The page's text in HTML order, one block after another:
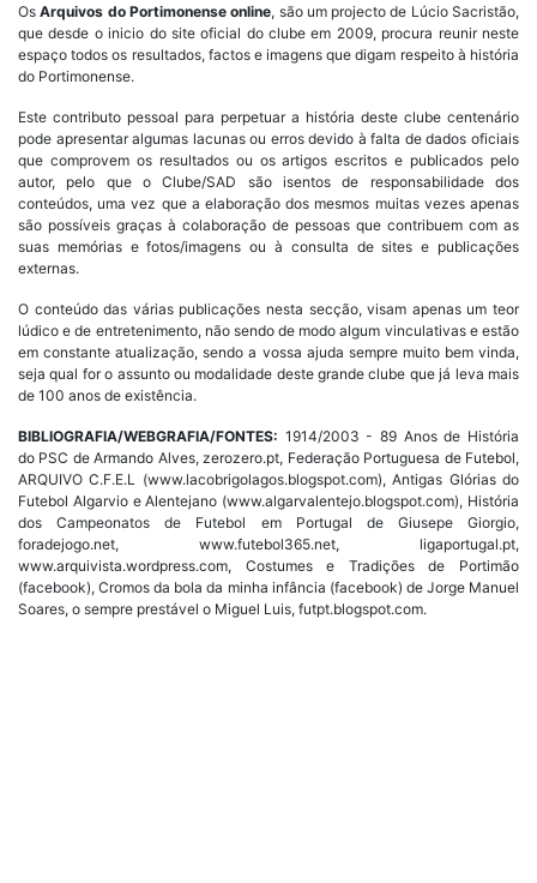
OsArquivos do Portimonense online, são um projecto de Lúcio Sacristão,
que desde o inicio do site oficial do clube em 2009, procura reunir neste
espaço todos os resultados, factos e imagens que digam respeito à história
do Portimonense.
Este contributo pessoal para perpetuar a história deste clube centenário
pode apresentar algumas lacunas ou erros devido à falta de dados oficiais
que comprovem os resultados ou os artigos escritos e publicados pelo
autor, pelo que o Clube/SAD são isentos de responsabilidade dos
conteúdos, uma vez que a elaboração dos mesmos muitas vezes apenas
são possíveis graças à colaboração de pessoas que contribuem com as
suas memórias e fotos/imagens ou à consulta de sites e publicações
externas.
O conteúdo das várias publicações nesta secção, visam apenas um teor
lúdico e de entretenimento, não sendo de modo algum vinculativas e estão
em constante atualização, sendo a vossa ajuda sempre muito bem vinda,
seja qual for o assunto ou modalidade deste grande clube que já leva mais
de 100 anos de existência.
BIBLIOGRAFIA/WEBGRAFIA/FONTES: 1914/2003 - 89 Anos de História
do PSC de Armando Alves, zerozero.pt, Federação Portuguesa de Futebol,
ARQUIVO C.F.E.L (www.lacobrigolagos.blogspot.com), Antigas Glórias do
Futebol Algarvio e Alentejano (www.algarvalentejo.blogspot.com), História
dos Campeonatos de Futebol em Portugal de Giusepe Giorgio,
foradejogo.net, www.futebol365.net, ligaportugal.pt,
www.arquivista.wordpress.com, Costumes e Tradições de Portimão
(facebook), Cromos da bola da minha infância (facebook) de Jorge Manuel
Soares, o sempre prestável o Miguel Luis, futpt.blogspot.com.